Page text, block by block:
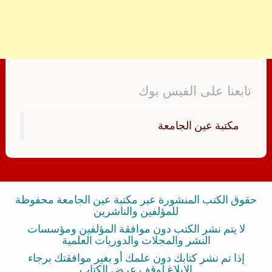
تابعنا على الفيس بوك
‏مكتبة عين الجامعة‏
حقوق الكتب المنشورة عبر مكتبة عين الجامعة محفوظة
للمؤلفين والناشرين
لا يتم نشر الكتب دون موافقة المؤلفين ومؤسسات
النشر والمجلات والدوريات العلمية
إذا تم نشر كتابك دون علمك أو بغير موافقتك برجاء